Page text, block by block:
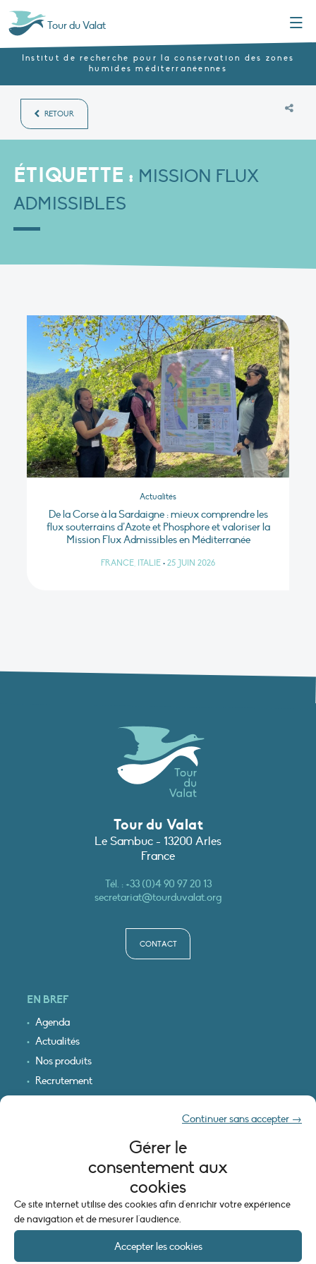
Gérer le
consentement aux
cookies
Ce site internet utilise des cookies afin d'enrichir votre expérience
de navigation et de mesurer l'audience.
Accepter les cookies
Continuer sans accepter →
Tour du Valat
Institut de recherche pour la conservation des zones
humides méditerranéennes
RETOUR
ÉTIQUETTE : MISSION FLUX
ADMISSIBLES
Actualités
De la Corse à la Sardaigne : mieux comprendre les
flux souterrains d’Azote et Phosphore et valoriser la
Mission Flux Admissibles en Méditerranée
FRANCE, ITALIE • 25 JUIN 2026
Tour du Valat
Le Sambuc - 13200 Arles
France
Tél. :+33 (0)4 90 97 20 13
secretariat@tourduvalat.org
CONTACT
EN BREF
Agenda
Actualités
Nos produits
Recrutement
Recevoir nos infos
INFORMATIONS LÉGALES
Mentions légales
Politique de cookies (UE)